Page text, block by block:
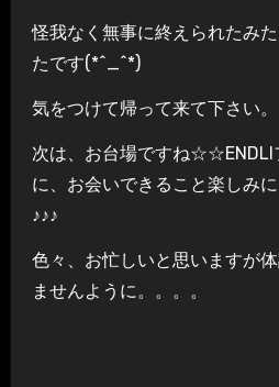
怪我なく無事に終えられたみ
たです(*^_^*)
気をつけて帰って来て下さい。
次は、お台場ですね☆☆ENDLI
に、お会いできること楽しみ
♪♪♪
色々、お忙しいと思いますが
ませんように。。。。